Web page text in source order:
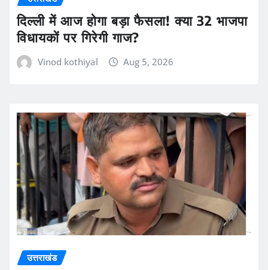
दिल्ली में आज होगा बड़ा फैसला! क्या 32 भाजपा
विधायकों पर गिरेगी गाज?
Vinod kothiyal Aug 5, 2026
उत्तराखंड